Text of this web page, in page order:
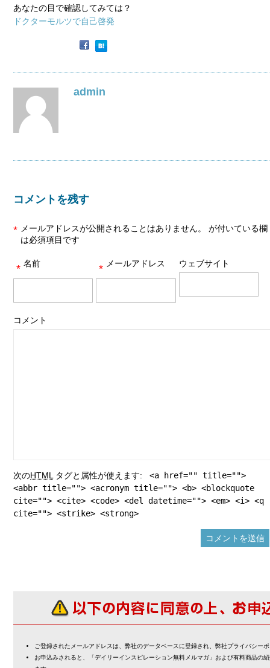
あなたの目で確認してみては？
ドクターモルツで自己啓発
admin
コメントを残す
メールアドレスが公開されることはありません。
*
が付いている欄
は必須項目です
名前
* メールアドレス
* ウェブサイト
コメント
次のHTML タグと属性が使えます:
<a href="" title="">
<abbr title=""> <acronym title=""> <b> <blockquote
cite=""> <cite> <code> <del datetime=""> <em> <i> <q
cite=""> <strike> <strong>
ご登録されたメールアドレスは、弊社のデータベースに登録され、弊社プライバシー
お申込みされると、「デイリーインスピレーション無料メルマガ」および有料商品の